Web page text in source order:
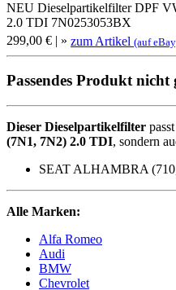
NEU Dieselpartikelfilter DPF
2.0 TDI 7N0253053BX
299,00 € | » zum Artikel (auf
Passendes Produkt
Dieser Dieselpartikelfilter
(7N1, 7N2) 2.0 TDI, sondern
SEAT ALHAMBRA
Alle Marken:
Alfa Romeo
Audi
BMW
Chevrolet